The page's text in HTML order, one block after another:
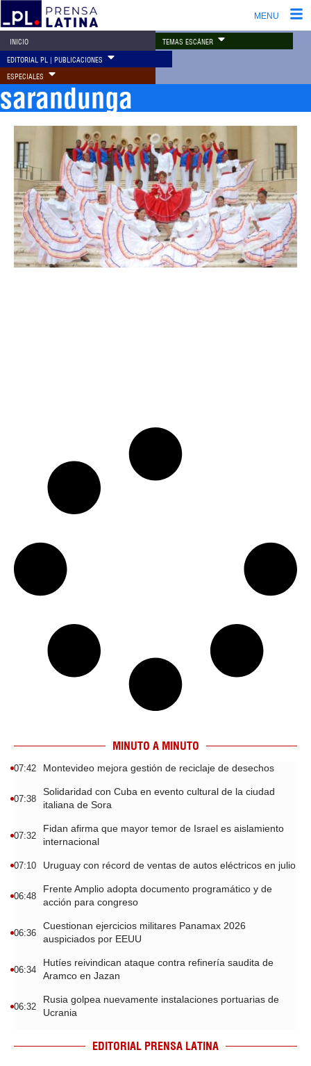
MENU
INICIO TEMAS ESCÁNER
EDITORIAL PL | PUBLICACIONES
ESPECIALES
sarandunga
MINUTO A MINUTO
07:42 Montevideo mejora gestión de reciclaje de desechos
07:38
Solidaridad con Cuba en evento cultural de la ciudad
italiana de Sora
07:32
Fidan afirma que mayor temor de Israel es aislamiento
internacional
07:10 Uruguay con récord de ventas de autos eléctricos en julio
06:48
Frente Amplio adopta documento programático y de
acción para congreso
06:36
Cuestionan ejercicios militares Panamax 2026
auspiciados por EEUU
06:34
Hutíes reivindican ataque contra refinería saudita de
Aramco en Jazan
06:32
Rusia golpea nuevamente instalaciones portuarias de
Ucrania
EDITORIAL PRENSA LATINA